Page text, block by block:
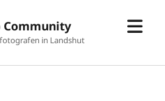
Community
in Landshut